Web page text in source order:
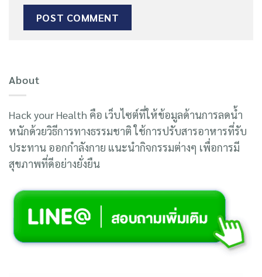
About
Hack your Health คือ เว็บไซต์ที่ให้ข้อมูลด้านการลดน้ำ
หนักด้วยวิธีการทางธรรมชาติ ใช้การปรับสารอาหารที่รับ
ประทาน ออกกำลังกาย แนะนำกิจกรรมต่างๆ เพื่อการมี
สุขภาพที่ดีอย่างยั่งยืน